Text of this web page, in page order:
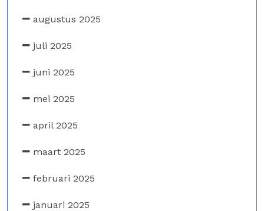
augustus 2025
juli 2025
juni 2025
mei 2025
april 2025
maart 2025
februari 2025
januari 2025